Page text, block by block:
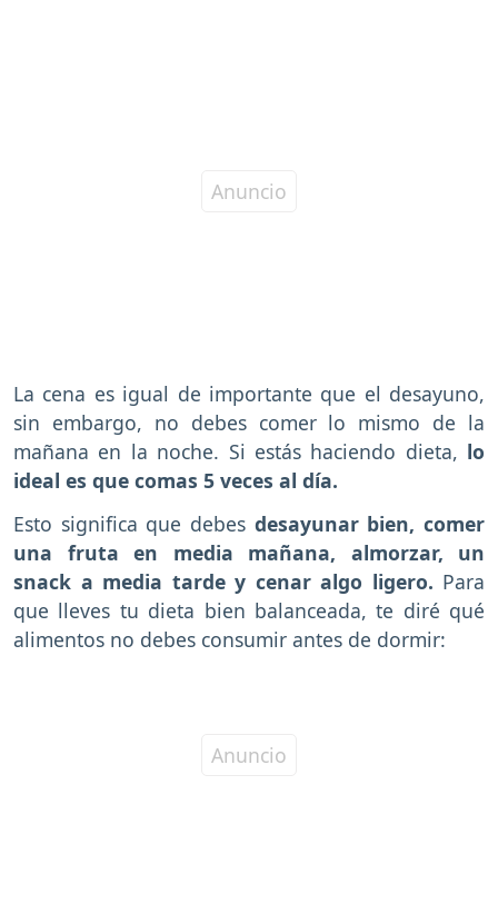
La cena es igual de importante que el desayuno,
sin embargo, no debes comer lo mismo de la
mañana en la noche. Si estás haciendo dieta, lo
ideal es que comas 5 veces al día.
Esto significa que debes desayunar bien, comer
una fruta en media mañana, almorzar, un
snack a media tarde y cenar algo ligero. Para
que lleves tu dieta bien balanceada, te diré qué
alimentos no debes consumir antes de dormir: